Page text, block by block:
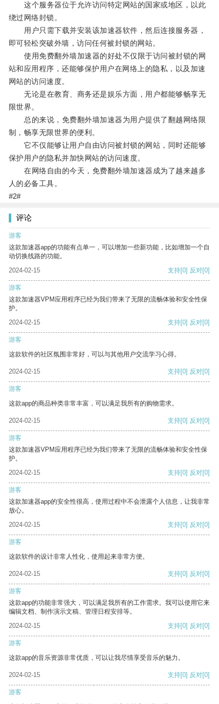
这个服务器位于允许访问特定网站的国家或地区，以此
绕过网络封锁。
用户只需下载并安装该加速器软件，然后连接服务器，
即可轻松突破外墙，访问任何被封锁的网站。
使用免费翻外墙加速器的好处不仅限于访问被封锁的网
站和应用程序，还能够保护用户在网络上的隐私，以及加速
网站的访问速度。
无论是在教育、商务还是娱乐方面，用户都能够畅享无
限世界。
总的来说，免费翻外墙加速器为用户提供了翻越网络限
制，畅享无限世界的便利。
它不仅能够让用户自由访问被封锁的网站，同时还能够
保护用户的隐私并加快网站的访问速度。
在网络自由的今天，免费翻外墙加速器成为了越来越多
人的必备工具。
#2#
评论
游客
这款加速器app的功能有点单一，可以增加一些新功能，比如增加一个自
动切换线路的功能。
2024-02-15
支持[0] 反对[0]
游客
这款加速器VPM应用程序已经为我们带来了无限的流畅体验和安全性保
护。
2024-02-15
支持[0] 反对[0]
游客
这款软件的社区氛围非常好，可以与其他用户交流学习心得。
2024-02-15 支持[0] 反对[0]
游客
这款app的商品种类非常丰富，可以满足我所有的购物需求。
2024-02-15 支持[0] 反对[0]
游客
这款加速器VPM应用程序已经为我们带来了无限的流畅体验和安全性保
护。
2024-02-15
支持[0] 反对[0]
游客
这款加速器app的安全性很高，使用过程中不会泄露个人信息，让我非常
放心。
2024-02-15
支持[0] 反对[0]
游客
这款软件的设计非常人性化，使用起来非常方便。
2024-02-15 支持[0] 反对[0]
游客
这款app的功能非常强大，可以满足我所有的工作需求。我可以使用它来
编辑文档、制作演示文稿、管理日程安排等。
2024-02-15
支持[0] 反对[0]
游客
这款app的音乐资源非常优质，可以让我尽情享受音乐的魅力。
2024-02-15 支持[0] 反对[0]
游客